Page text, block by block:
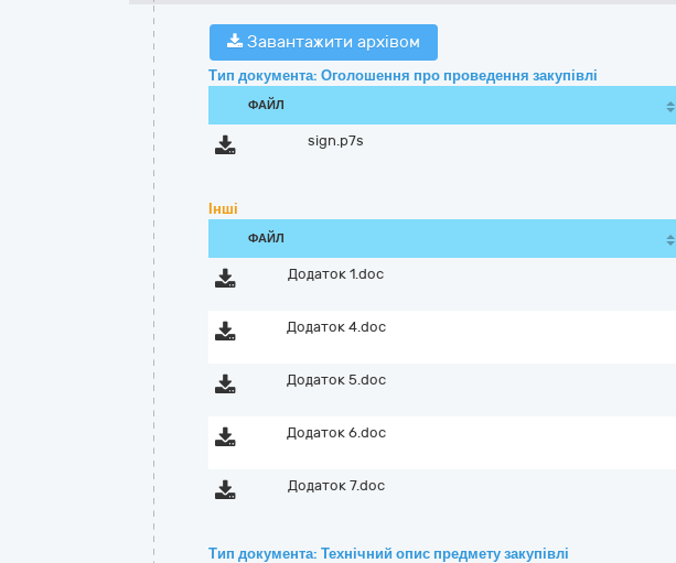
Завантажити архівом
Тип документа: Оголошення про проведення закупівлі
ФАЙЛ
sign.p7s
Інші
ФАЙЛ
Додаток 1.doc
Додаток 4.doc
Додаток 5.doc
Додаток 6.doc
Додаток 7.doc
Тип документа: Технічний опис предмету закупівлі